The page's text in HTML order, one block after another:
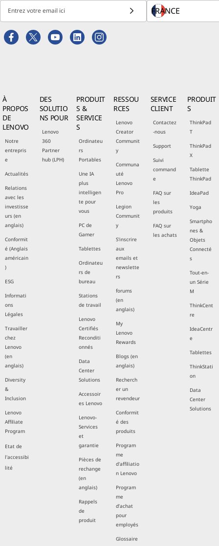
Entrez votre email ici
À
PROPOS
DE
LENOVO
Notre
entrepris
e
Actualités
Relations
avec les
investisse
urs (en
anglais)
Conformit
é (Anglais
américain
)
ESG
Informati
ons
Légales
Travailler
chez
Lenovo
(en
anglais)
Diversity
&
Inclusion
Lenovo
Affiliate
Program
Etat de
l'accessibi
lité
DES
SOLUTIO
NS POUR
Lenovo
360
Partner
hub (LPH)
PRODUIT
S &
SERVICE
S
Ordinateu
rs
Portables
Une IA
plus
intelligen
te pour
vous
PC de
Gamer
Tablettes
Ordinateu
rs de
bureau
Stations
de travail
Lenovo
Certifiés
Reconditi
onnés
Data
Center
Solutions
Accessoir
es Lenovo
Lenovo-
Services
et
garantie
Pièces de
rechange
(en
anglais)
Rappels
de
produit
RESSOU
RCES
Lenovo
Creator
Communit
y
Communa
uté
Lenovo
Pro
Legion
Communit
y
S'inscrire
aux
emails et
newslette
rs
forums
(en
anglais)
My
Lenovo
Rewards
Blogs (en
anglais)
Recherch
er un
revendeur
Conformit
é des
produits
Program
me
d'affiliatio
n Lenovo
Program
me
d’achat
pour
employés
Glossaire
SERVICE
CLIENT
Contactez
-nous
Support
Suivi
command
e
FAQ sur
les
produits
FAQ sur
les achats
PRODUIT
S
ThinkPad
T
ThinkPad
X
Tablette
ThinkPad
IdeaPad
Yoga
Smartpho
nes &
Objets
Connecté
s
Tout-en-
un Série
M
ThinkCent
re
IdeaCentr
e
Tablettes
ThinkStati
on
Data
Center
Solutions